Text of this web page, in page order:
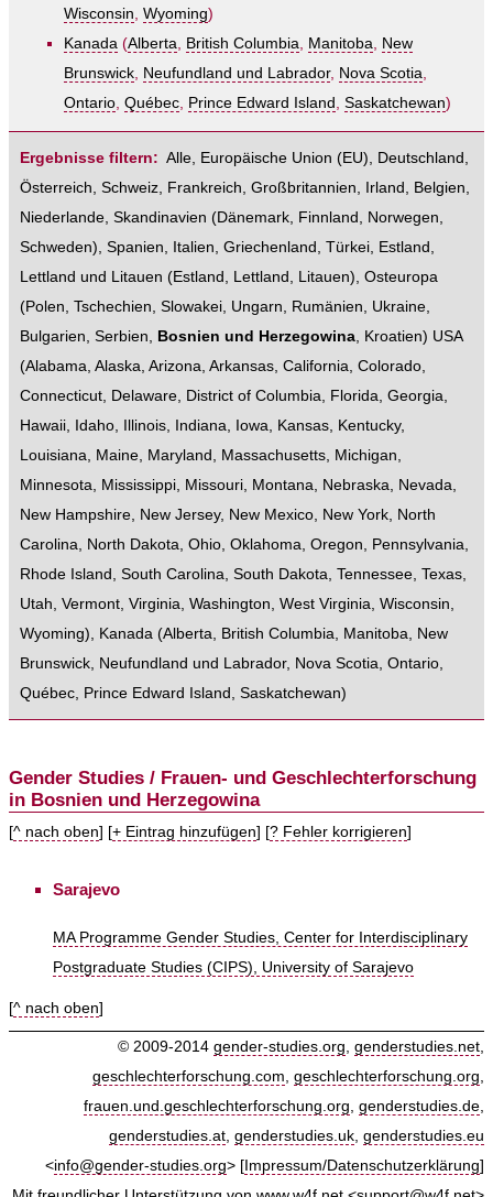
Wisconsin, Wyoming)
Kanada (Alberta, British Columbia, Manitoba, New
Brunswick, Neufundland und Labrador, Nova Scotia,
Ontario, Québec, Prince Edward Island , Saskatchewan)
Ergebnisse filtern: Alle, Europäische Union (EU), Deutschland ,
Österreich, Schweiz, Frankreich, Großbritannien, Irland , Belgien,
Niederlande, Skandinavien (Dänemark, Finnland , Norwegen,
Schweden), Spanien, Italien, Griechenland , Türkei, Estland,
Lettland und Litauen (Estland , Lettland , Litauen), Osteuropa
(Polen, Tschechien, Slowakei, Ungarn, Rumänien, Ukraine,
Bulgarien, Serbien, Bosnien und Herzegowina, Kroatien) USA
(Alabama, Alaska, Arizona, Arkansas, California, Colorado,
Connecticut, Delaware, District of Columbia, Florida, Georgia,
Hawaii, Idaho, Illinois, Indiana, Iowa, Kansas, Kentucky,
Louisiana, Maine, Maryland , Massachusetts, Michigan,
Minnesota, Mississippi, Missouri, Montana, Nebraska, Nevada,
New Hampshire, New Jersey, New Mexico, New York, North
Carolina, North Dakota, Ohio, Oklahoma, Oregon, Pennsylvania,
Rhode Island , South Carolina, South Dakota, Tennessee, Texas,
Utah, Vermont, Virginia, Washington, West Virginia, Wisconsin,
Wyoming), Kanada (Alberta, British Columbia, Manitoba, New
Brunswick, Neufundland und Labrador, Nova Scotia, Ontario,
Québec, Prince Edward Island , Saskatchewan)
Gender Studies / Frauen- und Geschlechterforschung
in Bosnien und Herzegowina
[^ nach oben] [+ Eintrag hinzufügen] [? Fehler korrigieren]
Sarajevo
MA Programme Gender Studies, Center for Interdisciplinary
Postgraduate Studies (CIPS), University of Sarajevo
[^ nach oben]
© 2009-2014 gender-studies.org, genderstudies.net,
geschlechterforschung.com, geschlechterforschung.org,
frauen.und.geschlechterforschung.org, genderstudies.de,
genderstudies.at, genderstudies.uk, genderstudies.eu
<info@gender-studies.org> [ Impressum/Datenschutzerklärung]